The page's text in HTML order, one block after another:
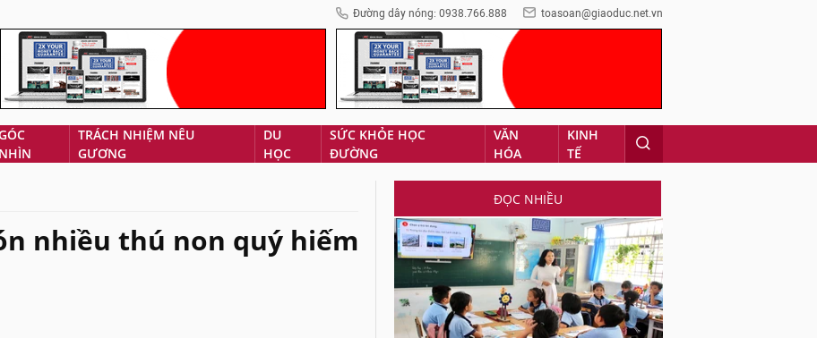
Đường dây nóng: 0938.766.888 toasoan@giaoduc.net.vn
NHÌN
TRÁCH NHIỆM NÊU
GƯƠNG
DU
HỌC
SỨC KHỎE HỌC
ĐƯỜNG
VĂN
HÓA
KINH
TẾ
nhiều thú non quý hiếm
ĐỌC NHIỀU